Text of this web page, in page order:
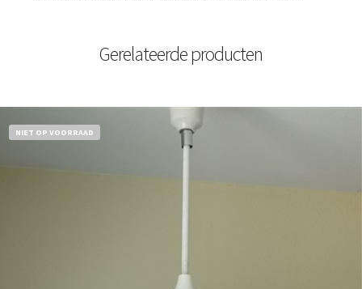
Gerelateerde producten
NIET OP VOORRAAD